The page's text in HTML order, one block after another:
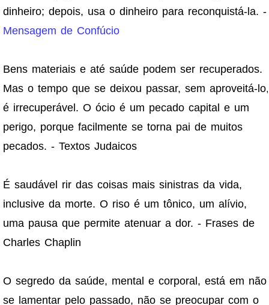
dinheiro; depois, usa o dinheiro para reconquistá-la. -
Mensagem de Confúcio
Bens materiais e até saúde podem ser recuperados.
Mas o tempo que se deixou passar, sem aproveitá-lo,
é irrecuperável. O ócio é um pecado capital e um
perigo, porque facilmente se torna pai de muitos
pecados. - Textos Judaicos
É saudável rir das coisas mais sinistras da vida,
inclusive da morte. O riso é um tônico, um alívio,
uma pausa que permite atenuar a dor. - Frases de
Charles Chaplin
O segredo da saúde, mental e corporal, está em não
se lamentar pelo passado, não se preocupar com o